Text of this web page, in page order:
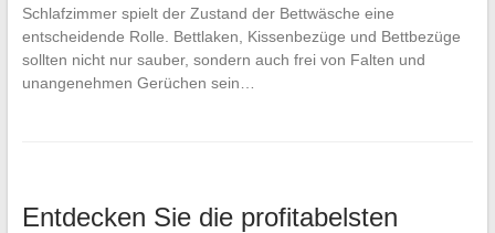
Schlafzimmer spielt der Zustand der Bettwäsche eine
entscheidende Rolle. Bettlaken, Kissenbezüge und Bettbezüge
sollten nicht nur sauber, sondern auch frei von Falten und
unangenehmen Gerüchen sein…
Entdecken Sie die profitabelsten